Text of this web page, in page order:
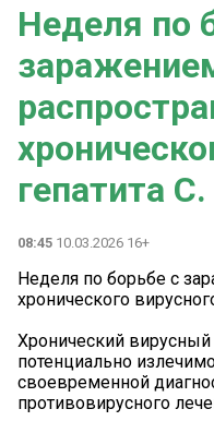
️Неделя по
гепатита С.
08:45 10.03.2026 16+
️Неделя по борьбе с
хронического
️Хронический вирусный
потенциально
своевременной
противовирусного